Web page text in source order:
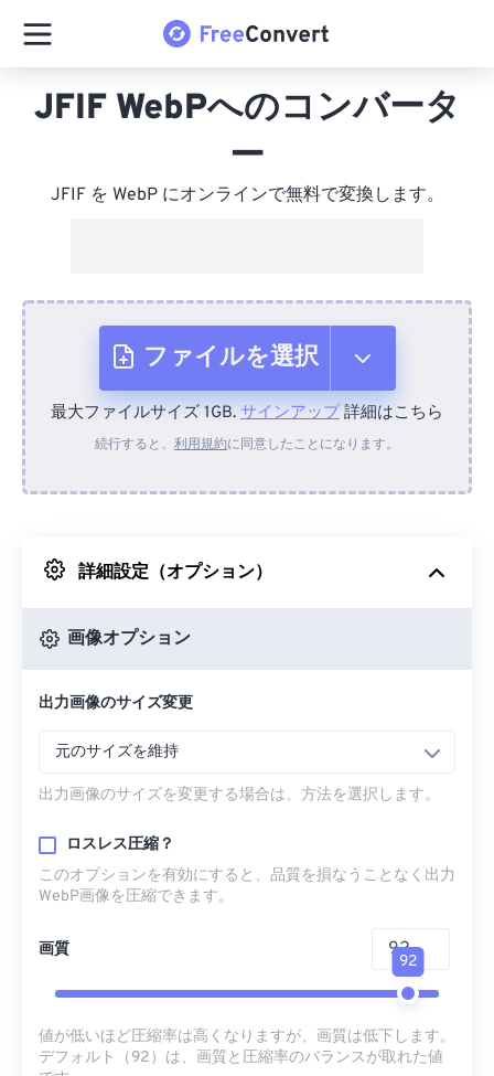
JFIF WebPへのコンバータ
ー
JFIF を WebP にオンラインで無料で変換します。
ファイルを選択
デバイスから
Googleドライブから
URLから
最大ファイルサイズ 1GB. サインアップ詳細はこちら
続行すると、 利用規約に同意したことになります。
詳細設定（オプション）
画像オプション
出力画像のサイズ変更
元のサイズを維持
出力画像のサイズを変更する場合は、方法を選択します。
ロスレス圧縮？
このオプションを有効にすると、品質を損なうことなく出力
WebP画像を圧縮できます。
画質
92
値が低いほど圧縮率は高くなりますが、画質は低下します。
デフォルト（92）は、画質と圧縮率のバランスが取れた値